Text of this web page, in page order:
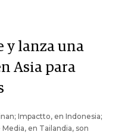
y lanza una
Asia para
Impactto, en Indonesia;
en Tailandia, son